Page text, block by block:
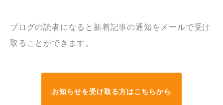
ブログの読者になると新着記事の通知をメールで受け
取ることができます。
お知らせを受け取る方はこちらから